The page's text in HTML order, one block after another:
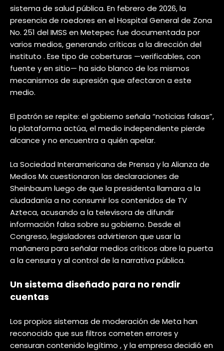
sistema de salud pública. En febrero de 2026, la
presencia de roedores en el Hospital General de Zona
No. 251 del IMSS en Metepec fue documentada por
varios medios, generando críticas a la dirección del
instituto . Ese tipo de coberturas —verificables, con
fuente y en sitio— ha sido blanco de los mismos
mecanismos de supresión que afectaron a este
medio.
El patrón se repite: el gobierno señala “noticias falsas”,
la plataforma actúa, el medio independiente pierde
alcance y no encuentra a quién apelar.
La Sociedad Interamericana de Prensa y la Alianza de
Medios Mx cuestionaron las declaraciones de
Sheinbaum luego de que la presidenta llamara a la
ciudadanía a no consumir los contenidos de TV
Azteca, acusando a la televisora de difundir
información falsa sobre su gobierno. Desde el
Congreso, legisladores advirtieron que usar la
mañanera para señalar medios críticos abre la puerta
a la censura y al control de la narrativa pública.
Un sistema diseñado para no rendir
cuentas
Los propios sistemas de moderación de Meta han
reconocido que sus filtros cometen errores y
censuran contenido legítimo , y la empresa decidió en